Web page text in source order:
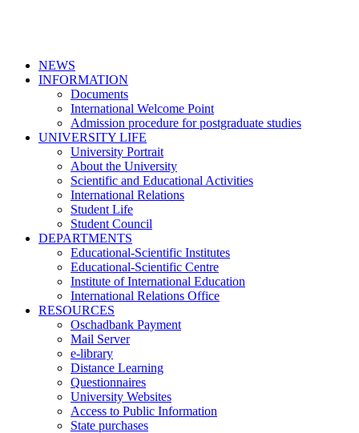
NEWS
INFORMATION
Documents
International Welcome Point
Admission procedure for postgraduate studies
UNIVERSITY LIFE
University Portrait
About the University
Scientific and Educational Activities
International Relations
Student Life
Student Council
DEPARTMENTS
Educational-Scientific Institutes
Educational-Scientific Centre
Institute of International Education
International Relations Office
RESOURCES
Oschadbank Payment
Mail Server
e-library
Distance Learning
Questionnaires
University Websites
Access to Public Information
State purchases